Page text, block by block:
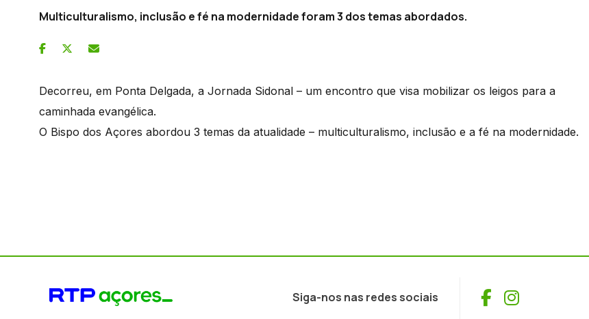
Multiculturalismo, inclusão e fé na modernidade foram 3 dos temas abordados.
Decorreu, em Ponta Delgada, a Jornada Sidonal – um encontro que visa mobilizar os leigos para a
caminhada evangélica.
O Bispo dos Açores abordou 3 temas da atualidade – multiculturalismo, inclusão e a fé na modernidade.
Siga-nos nas redes sociais Facebook
Instagram